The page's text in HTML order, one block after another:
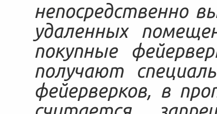
непосредственно
удаленных
покупные
получают
фейерверков, в